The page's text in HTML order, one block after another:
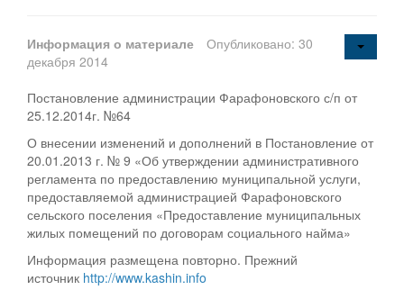
Информация о материале
Опубликовано: 30
декабря 2014
Постановление администрации Фарафоновского с/п от
25.12.2014г. №64
О внесении изменений и дополнений в Постановление от
20.01.2013 г. № 9 «Об утверждении административного
регламента по предоставлению муниципальной услуги,
предоставляемой администрацией Фарафоновского
сельского поселения «Предоставление муниципальных
жилых помещений по договорам социального найма»
Информация размещена повторно. Прежний
источник http://www.kashin.info